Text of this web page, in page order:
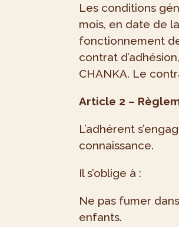
Les conditions
mois, en date de
fonctionnement
contrat
CHANKA. Le
Article 2 –
L’adhérent
connaissance.
Il s’oblige à :
Ne pas fumer
enfants.